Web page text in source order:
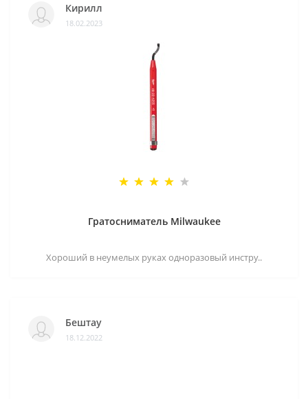
Кирилл
18.02.2023
Гратосниматель Milwaukee
Хороший в неумелых руках одноразовый инстру..
Бештау
18.12.2022